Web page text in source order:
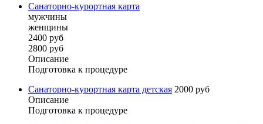
Санаторно-курортная карта
мужчины
женщины
2400 руб
2800 руб
Описание
Подготовка к процедуре
Санаторно-курортная карта детская 2000 руб
Описание
Подготовка к процедуре